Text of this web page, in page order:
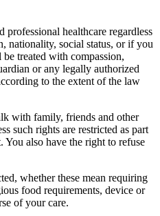
healthcare regardless
nationality, social status, or if you
treated with compassion,
or any legally authorized
to the extent of the law
with family, friends and other
such rights are restricted as part
also have the right to refuse
whether these mean requiring
food requirements, device or
of your care.